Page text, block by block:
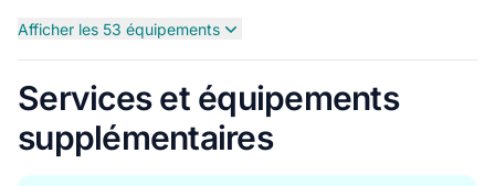
Afficher les 53 équipements
Services et équipements
supplémentaires